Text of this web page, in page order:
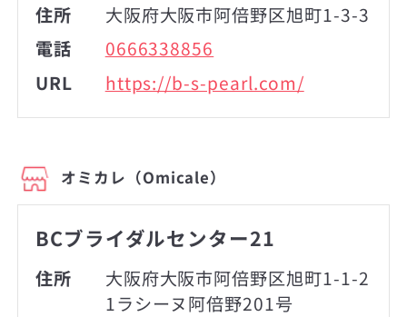
住所
大阪府大阪市阿倍野区旭町1-3-3
電話
0666338856
URL
https://b-s-pearl.com/
オミカレ（Omicale）
BCブライダルセンター21
住所
大阪府大阪市阿倍野区旭町1-1-2
1ラシーヌ阿倍野201号